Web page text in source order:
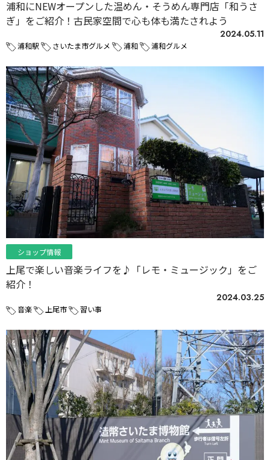
浦和にNEWオープンした温めん・そうめん専門店「和うさ
ぎ」をご紹介！古民家空間で心も体も満たされよう
2024.05.11
浦和駅 さいたま市グルメ 浦和 浦和グルメ
ショップ情報
上尾で楽しい音楽ライフを♪「レモ・ミュージック」をご
紹介！
2024.03.25
音楽 上尾市 習い事